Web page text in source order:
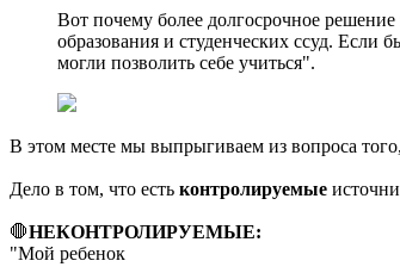
Вот почему более долгосрочное
образования и студенческих ссуд.
могли позволить себе учиться".
В этом месте мы выпрыгиваем из вопроса
Дело в том, что есть контролируемые
🛑НЕКОНТРОЛИРУЕМЫЕ:
"Мой ребенок